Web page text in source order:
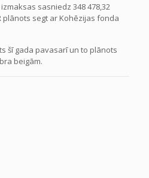
sasniedz 348 478,32
plānots segt ar Kohēzijas fonda
šī gada pavasarī un to plānots
beigām.